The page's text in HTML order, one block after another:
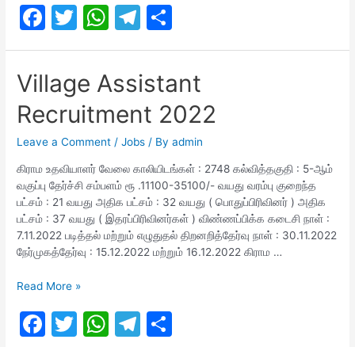
Assistant
Hall
2022
F
a
c
e
b
o
o
k
T
w
er
W
h
s
A
p
p
T
el
e
gr
a
m
h
ar
e
Village Assistant
Recruitment 2022
Leave a Comment /Jobs / Byadmin
கிராம உதவியாளர் வேலை காலியிடங்கள் : 2748 கல்வித்தகுதி : 5-ஆம்
வகுப்பு தேர்ச்சி சம்பளம் ரூ .11100-35100/- வயது வரம்பு குறைந்த
பட்சம் : 21 வயது அதிக பட்சம் : 32 வயது ( பொதுப்பிரிவினர் ) அதிக
பட்சம் : 37 வயது ( இதரப்பிரிவினர்கள் ) விண்ணப்பிக்க கடைசி நாள் :
7.11.2022 படித்தல் மற்றும் எழுதுதல் திறனறித்தேர்வு நாள் : 30.11.2022
நேர்முகத்தேர்வு : 15.12.2022 மற்றும் 16.12.2022 கிராம …
Village
Recruitment
2022
Read More »
F
T
W T